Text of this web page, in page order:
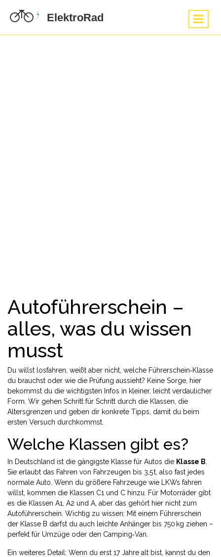
Autoführerschein –
alles, was du wissen
musst
Du willst losfahren, weißt aber nicht, welche Führerschein‑Klasse
du brauchst oder wie die Prüfung aussieht? Keine Sorge, hier
bekommst du die wichtigsten Infos in kleiner, leicht verdaulicher
Form. Wir gehen Schritt für Schritt durch die Klassen, die
Altersgrenzen und geben dir konkrete Tipps, damit du beim
ersten Versuch durchkommst.
Welche Klassen gibt es?
In Deutschland ist die gängigste Klasse für Autos die Klasse B
Sie erlaubt das Fahren von Fahrzeugen bis 3,5 t, also fast jedes
normale Auto. Wenn du größere Fahrzeuge wie LKWs fahren
willst, kommen die Klassen C1 und C hinzu. Für Motorräder gibt
es die Klassen A1, A2 und A, aber das gehört hier nicht zum
Autoführerschein. Wichtig zu wissen: Mit einem Führerschein
der Klasse B darfst du auch leichte Anhänger bis 750 kg ziehen –
perfekt für Umzüge oder den Camping‑Van.
Ein weiteres Detail: Wenn du erst 17 Jahre alt bist, kannst du den